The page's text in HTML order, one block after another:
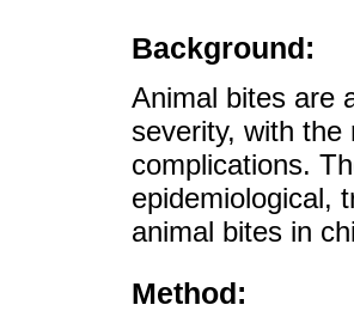
Background:
Animal bites are
severity, with
complications.
epidemiological,
animal bites in
Method: